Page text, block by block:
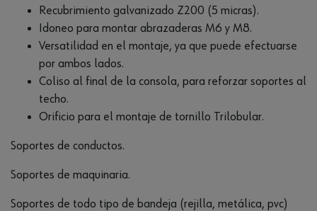
Recubrimiento galvanizado Z200 (5 micras).
Idoneo para montar abrazaderas M6 y M8.
Versatilidad en el montaje, ya que puede efectuarse
por ambos lados.
Coliso al final de la consola, para reforzar soportes al
techo.
Orificio para el montaje de tornillo Trilobular.
Soportes de conductos.
Soportes de maquinaria.
Soportes de todo tipo de bandeja (rejilla, metálica, pvc)